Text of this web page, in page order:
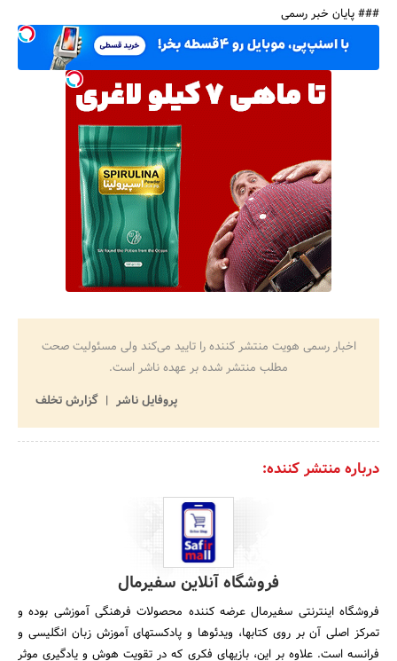
### پایان خبر رسمی
اخبار رسمی هویت منتشر کننده را تایید می‌کند ولی مسئولیت صحت
مطلب منتشر شده بر عهده ناشر است.
پروفایل ناشر
گزارش تخلف
درباره منتشر کننده:
فروشگاه آنلاین سفیرمال
فروشگاه اینترنتی سفیرمال عرضه کننده محصولات فرهنگی آموزشی بوده و
تمرکز اصلی آن بر روی کتابها، ویدئوها و پادکستهای آموزش زبان انگلیسی و
فرانسه است. علاوه بر این، بازیهای فکری که در تقویت هوش و یادگیری موثر